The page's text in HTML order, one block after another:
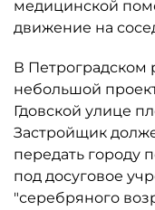
медицинской
движение на
В Петроградском
небольшой
Гдовской улице
Застройщик
передать городу
под досуговое
"серебряного